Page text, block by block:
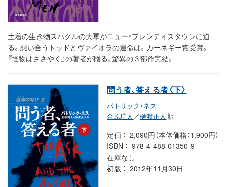
土着の生き物スパクルの大軍がニュー・プレンティスタウンに迫
る。想い合うトッドとヴァイオラの運命は。カーネギー賞受賞。
『怪物はささやく』の著者が贈る、驚異の３部作完結。
問う者、答える者〈下〉
パトリック・ネス
金原瑞人 ／樋渡正人 訳
定価
2,090円（本体価格：1,900円）
ISBN
978-4-488-01350-9
在庫なし
初版
2012年11月30日